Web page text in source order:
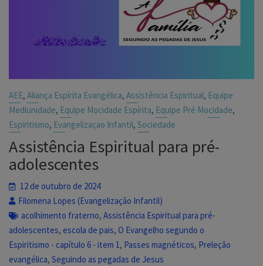
AEE,Aliança Espírita Evangélica,Assistência Espiritual, Equipe
Mediunidade, Equipe Mocidade Espírita, Equipe Pré Mocidade,
Espiritismo, Evangelizaçao Infantil,Sociedade
Assistência Espiritual para pré-
adolescentes
12 de outubro de 2024
Filomena Lopes (Evangelização Infantil)
acolhimento fraterno,Assistência Espiritual para pré-
adolescentes, escola de pais,O Evangelho segundo o
Espiritismo - capítulo 6 - item 1, Passes magnéticos, Preleção
evangélica,Seguindo as pegadas de Jesus